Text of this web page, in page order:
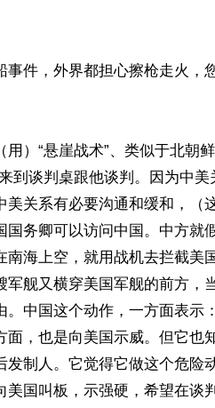
件，外界都担心擦枪走火，
）“悬崖战术”、类似于北朝
到谈判桌跟他谈判。因为中
关系有必要沟通和缓和，（
务卿可以访问中国。中方就
海上空，就用战机去拦截美
舰又横穿美国军舰的前方，
中国这个动作，一方面表示
，也是向美国示威。但它也
制人。它觉得它做这个危险
国叫板，示强硬，希望在谈